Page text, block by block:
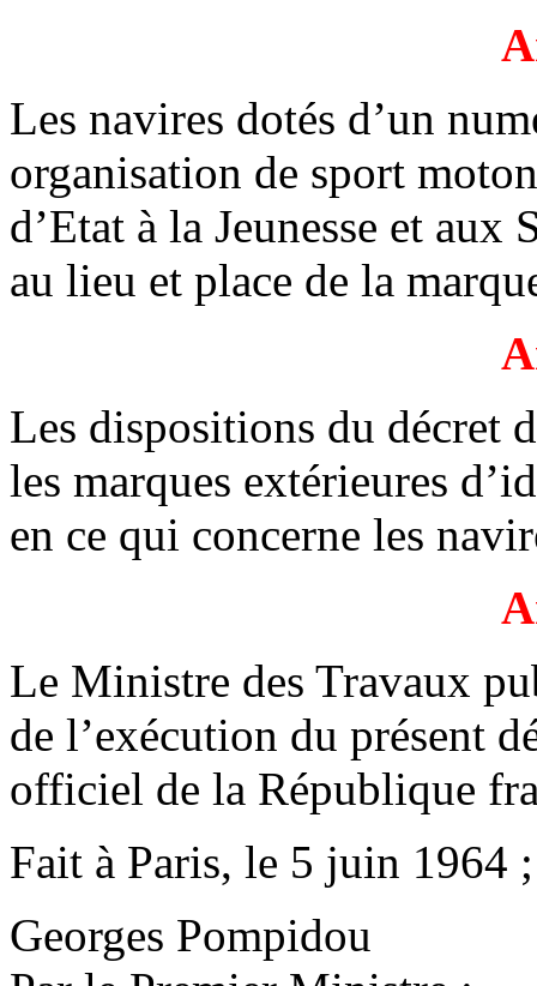
Les navires dotés d’un
organisation de sport
d’Etat à la Jeunesse et
au lieu et place de la
Les dispositions du
les marques extérieures
en ce qui concerne les
Le Ministre des Travaux
de l’exécution du présent
officiel de la République
Fait à Paris, le 5 juin 1964 ;
Georges Pompidou